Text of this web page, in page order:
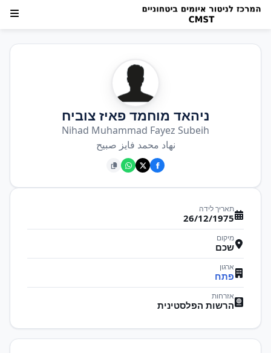
ניהאד מוחמד פאיז צוביח
Nihad Muhammad Fayez Subeih
نهاد محمد فايز صبيح
תאריך לידה
26/12/1975
מיקום
שכם
ארגון
פתח
אזרחות
הרשות הפלסטינית